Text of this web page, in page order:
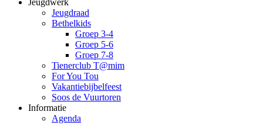
Jeugdwerk
Jeugdraad
Bethelkids
Groep 3-4
Groep 5-6
Groep 7-8
Tienerclub T@mim
For You Tou
Vakantiebijbelfeest
Soos de Vuurtoren
Informatie
Agenda